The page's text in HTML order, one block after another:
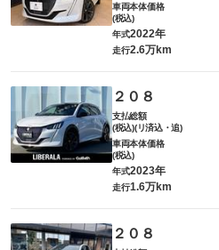
車両本体価格
(税込)
年式2022年
走行2.6万km
２０８
支払総額
(税込)(リ済込・追)
車両本体価格
(税込)
年式2023年
走行1.6万km
２０８